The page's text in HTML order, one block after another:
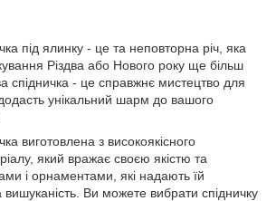
під ялинку - це та неповторна річ, яка
Різдва або Нового року ще більш
спідничка - це справжнє мистецтво для
унікальний шарм до вашого
виготовлена з високоякісного
який вражає своєю якістю та
і орнаментами, які надають їй
Ви можете вибрати спідничку